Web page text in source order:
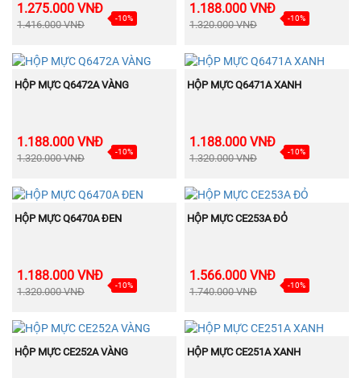
1.275.000 VNĐ
1.416.000 VNĐ
-10%
1.188.000 VNĐ
1.320.000 VNĐ
-10%
BÁN
CHẠY
MUA NGAY
HỘP MỰC Q6472A VÀNG
1.188.000 VNĐ
1.320.000 VNĐ
-10%
BÁN
CHẠY
MUA NGAY
HỘP MỰC Q6471A XANH
1.188.000 VNĐ
1.320.000 VNĐ
-10%
BÁN
CHẠY
MUA NGAY
HỘP MỰC Q6470A ĐEN
1.188.000 VNĐ
1.320.000 VNĐ
-10%
BÁN
CHẠY
MUA NGAY
HỘP MỰC CE253A ĐỎ
1.566.000 VNĐ
1.740.000 VNĐ
-10%
BÁN
CHẠY
MUA NGAY
HỘP MỰC CE252A VÀNG
BÁN
CHẠY
MUA NGAY
HỘP MỰC CE251A XANH